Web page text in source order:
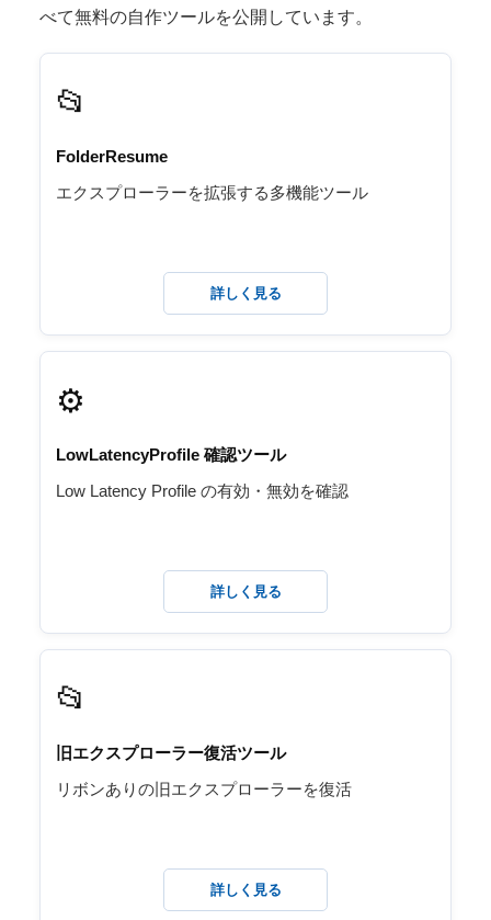
べて無料の自作ツールを公開しています。
📂
FolderResume
エクスプローラーを拡張する多機能ツール
詳しく見る
⚙️
LowLatencyProfile 確認ツール
Low Latency Profile の有効・無効を確認
詳しく見る
📂
旧エクスプローラー復活ツール
リボンありの旧エクスプローラーを復活
詳しく見る